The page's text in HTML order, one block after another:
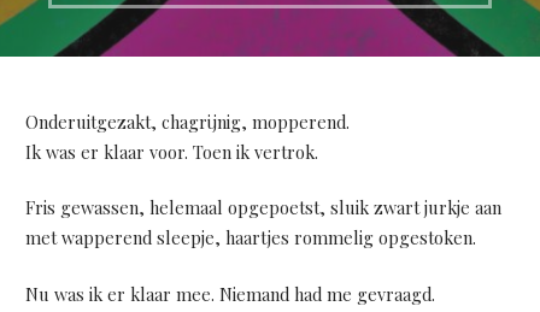
Onderuitgezakt, chagrijnig, mopperend.
Ik was er klaar voor. Toen ik vertrok.
Fris gewassen, helemaal opgepoetst, sluik zwart jurkje aan
met wapperend sleepje, haartjes rommelig opgestoken.
Nu was ik er klaar mee. Niemand had me gevraagd.